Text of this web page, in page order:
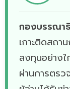
กองบรรณา
เกาะติดสถา
ลงทุนอย่าง
ผ่านการตร